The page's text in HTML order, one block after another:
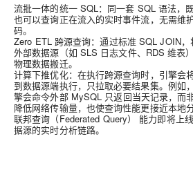
流批一体的统一 SQL ：同一套 SQL 语法，
也可以查询正在流入的实时事件流，无需维
码。
Zero ETL 跨源查询：通过标准 SQL JOIN
外部数据源（如 SLS 日志文件、RDS 维表
物理数据搬迁。
计算下推优化：在执行跨源查询时，引擎会
到数据源端执行，只拉取必要结果集。例如
擎会命令外部 MySQL 只返回当天记录，而
降低网络传输量，也使查询性能更接近本地分
联邦查询（Federated Query）
能力即将上
据源的实时分析链路。